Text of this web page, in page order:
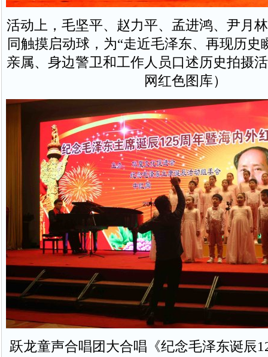
活动上，毛坚平、赵力平、孟进鸿、尹月
同触摸启动球，为“走近毛泽东、再现历
亲属、身边警卫和工作人员口述历史拍摄
网红色图库）
跃龙童声合唱团大合唱《纪念毛泽东诞辰